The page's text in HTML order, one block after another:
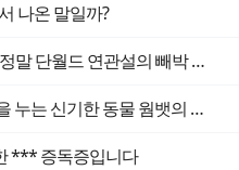
나온 말일까?
[이슈점검] 뉴진스 OMG 뮤비는 정말 단월드 연관설의 빼박 증거일까
[훗] "이게 똥이라고?" 사각형 똥을 누는 신기한 동물 웜뱃의 비밀
*** 증독증입니다